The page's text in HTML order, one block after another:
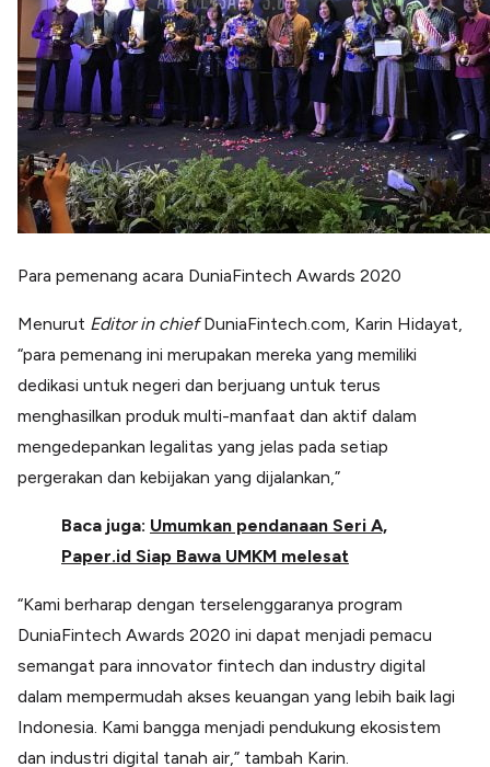
Para pemenang acara DuniaFintech Awards 2020
Menurut Editor in chiefDuniaFintech.com, Karin Hidayat,
“para pemenang ini merupakan mereka yang memiliki
dedikasi untuk negeri dan berjuang untuk terus
menghasilkan produk multi-manfaat dan aktif dalam
mengedepankan legalitas yang jelas pada setiap
pergerakan dan kebijakan yang dijalankan,”
Baca juga: Umumkan pendanaan Seri A,
Paper.id Siap Bawa UMKM melesat
“Kami berharap dengan terselenggaranya program
DuniaFintech Awards 2020 ini dapat menjadi pemacu
semangat para innovator fintech dan industry digital
dalam mempermudah akses keuangan yang lebih baik lagi
Indonesia. Kami bangga menjadi pendukung ekosistem
dan industri digital tanah air,” tambah Karin.